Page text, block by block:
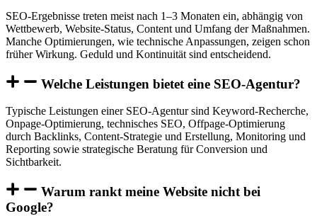
SEO-Ergebnisse treten meist nach 1–3 Monaten ein, abhängig von
Wettbewerb, Website-Status, Content und Umfang der Maßnahmen.
Manche Optimierungen, wie technische Anpassungen, zeigen schon
früher Wirkung. Geduld und Kontinuität sind entscheidend.
Welche Leistungen bietet eine SEO-Agentur?
Typische Leistungen einer SEO-Agentur sind Keyword-Recherche,
Onpage-Optimierung, technisches SEO, Offpage-Optimierung
durch Backlinks, Content-Strategie und Erstellung, Monitoring und
Reporting sowie strategische Beratung für Conversion und
Sichtbarkeit.
Warum rankt meine Website nicht bei
Google?